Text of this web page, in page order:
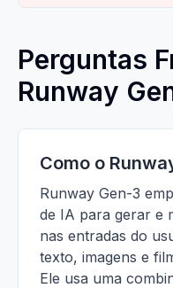
Perguntas
Runway
Como o
Runway Gen-3
de IA para gerar e
nas entradas do
texto, imagens e
Ele usa uma